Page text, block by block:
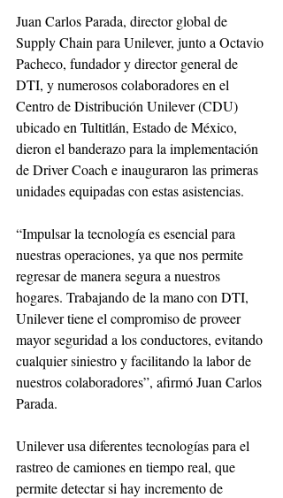
Juan Carlos Parada, director global de
Supply Chain para Unilever, junto a Octavio
Pacheco, fundador y director general de
DTI, y numerosos colaboradores en el
Centro de Distribución Unilever (CDU)
ubicado en Tultitlán, Estado de México,
dieron el banderazo para la implementación
de Driver Coach e inauguraron las primeras
unidades equipadas con estas asistencias.
“Impulsar la tecnología es esencial para
nuestras operaciones, ya que nos permite
regresar de manera segura a nuestros
hogares. Trabajando de la mano con DTI,
Unilever tiene el compromiso de proveer
mayor seguridad a los conductores, evitando
cualquier siniestro y facilitando la labor de
nuestros colaboradores”, afirmó Juan Carlos
Parada.
Unilever usa diferentes tecnologías para el
rastreo de camiones en tiempo real, que
permite detectar si hay incremento de